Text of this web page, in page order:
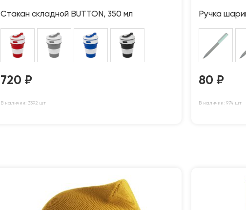
Стакан складной BUTTON, 350 мл
720 ₽
В наличии: 3392 шт
Ручка
80 ₽
В наличии: 974 шт